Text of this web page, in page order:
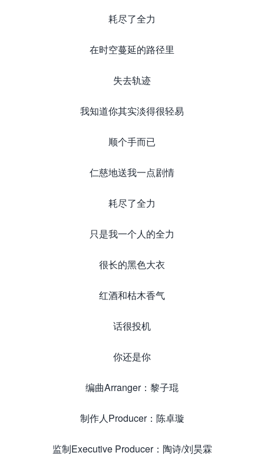
耗尽了全力
在时空蔓延的路径里
失去轨迹
我知道你其实淡得很轻易
顺个手而已
仁慈地送我一点剧情
耗尽了全力
只是我一个人的全力
很长的黑色大衣
红酒和枯木香气
话很投机
你还是你
编曲Arranger：黎子琨
制作人Producer：陈卓璇
监制Executive Producer：陶诗/刘昊霖